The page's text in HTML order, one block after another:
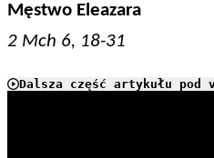
Męstwo Eleazara
2 Mch 6, 18-31
Dalsza część artykułu pod